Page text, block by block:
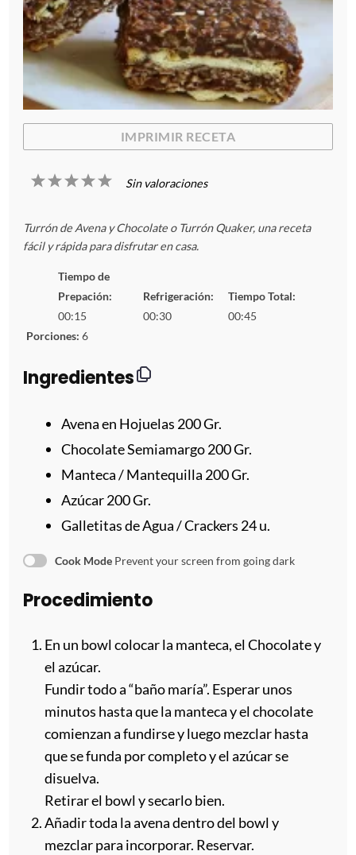
IMPRIMIR RECETA
5
s
l
l
a
s
4
s
t
l
l
a
s
3
s
t
r
l
l
a
s
2
s
t
r
l
l
a
s
1
s
l
l
a
Sin valoraciones
Turrón de Avena y Chocolate o Turrón Quaker, una receta
fácil y rápida para disfrutar en casa.
Tiempo de
Prepación:
00:15
Refrigeración:
00:30
Tiempo Total:
00:45
Porciones: 6
Ingredientes
Avena en Hojuelas 200 Gr.
Chocolate Semiamargo200Gr.
Manteca / Mantequilla 200 Gr.
Azúcar 200 Gr.
Galletitas de Agua / Crackers 24 u.
Cook Mode Prevent your screen from going dark
Procedimiento
En un bowl colocar la manteca, el Chocolate y
el azúcar.
Fundir todo a “baño maría”. Esperar unos
minutos hasta que la manteca y el chocolate
comienzan a fundirse y luego mezclar hasta
que se funda por completo y el azúcar se
disuelva.
Retirar el bowl y secarlo bien.
Añadir toda la avena dentro del bowl y
mezclar para incorporar. Reservar.